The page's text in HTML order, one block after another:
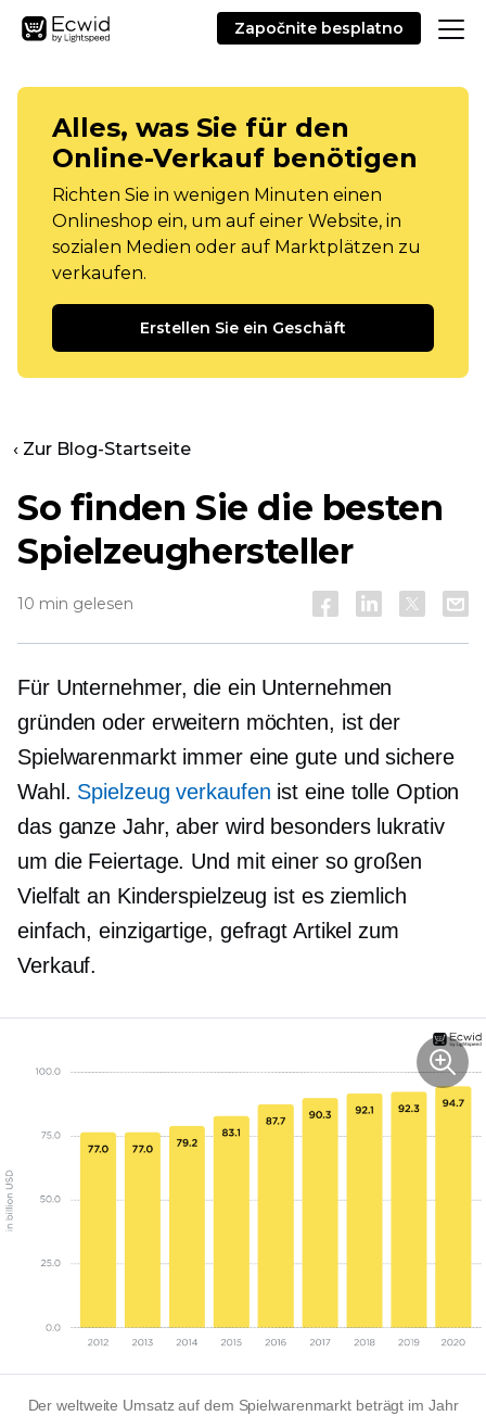
Započnite besplatno
Alles, was Sie für den
Online-Verkauf benötigen
Richten Sie in wenigen Minuten einen
Onlineshop ein, um auf einer Website, in
sozialen Medien oder auf Marktplätzen zu
verkaufen.
Erstellen Sie ein Geschäft
‹ Zur Blog-Startseite
So finden Sie die besten
Spielzeughersteller
10 min gelesen
Für Unternehmer, die ein Unternehmen
gründen oder erweitern möchten, ist der
Spielwarenmarkt immer eine gute und sichere
Wahl. Spielzeug verkaufen ist eine tolle Option
das ganze Jahr, aber wird besonders lukrativ
um die Feiertage. Und mit einer so großen
Vielfalt an Kinderspielzeug ist es ziemlich
einfach, einzigartige, gefragt Artikel zum
Verkauf.
Der weltweite Umsatz auf dem Spielwarenmarkt beträgt im Jahr